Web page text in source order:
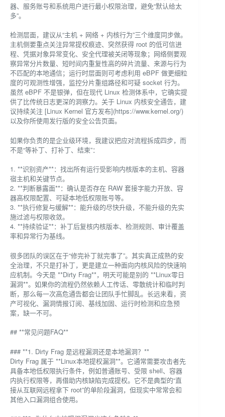
器、服务账号和系统用户进行最小权限治理，避免“默认给太
多”。
检测层面，建议从“主机 + 网络 + 内核行为”三个维度同步做。
主机侧要重点关注异常提权痕迹、突然获得 root 的低可信进
程、凭据对象异常变化、安全代理被关闭等现象；网络侧要观
察异常分片数量、短时间内重复性高的碎片流量、来源与行为
不匹配的本地通信；运行时层面则可考虑利用 eBPF 做更细粒
度的可观测性增强，监控分片重组路径和可疑 socket 行为。
虽然 eBPF 不是银弹，但在现代 Linux 检测体系中，它确实提
供了比传统日志更深的洞察力。关于 Linux 内核安全通告，建
议持续关注 [Linux Kernel 官方发布](https://www.kernel.org/)
以及你所使用发行版的安全公告页面。
如果你负责的是企业级环境，我建议把应对流程拆成四步，而
不是“等补丁、打补丁、结束”：
1. **识别资产**：找出所有运行受影响内核版本的主机、容器
宿主机和关键节点。
2. **判断暴露面**：确认是否存在 RAW 套接字能力开放、容
器高权限配置、可疑本地低权限账号等。
3. **执行修复与缓解**：能升级的尽快升级，不能升级的先实
施过滤与权限收敛。
4. **持续验证**：补丁后复核内核版本、检测规则、审计覆盖
率和异常行为基线。
很多团队的误区在于“修完补丁就完事了”。其实真正成熟的安
全治理，不只是打补丁，更是建立一种面向内核风险的快速响
应机制。今天是 **Dirty Frag**，明天可能是别的 **Linux零日
漏洞**。如果你的流程仍然依赖人工传话、零散统计和临时判
断，那么每一次高危通告都会让团队手忙脚乱。长远来看，资
产可视化、漏洞情报订阅、基线加固、运行时检测和应急预
案，缺一不可。
## **常见问题FAQ**
### **1. Dirty Frag 是远程漏洞还是本地漏洞？**
Dirty Frag 属于 **Linux本地提权漏洞**。它通常需要攻击者先
具备本地低权限执行条件，例如普通账号、受限 shell、容器
内执行权限等，再借助内核缺陷完成提权。它不是典型的“直
接从互联网远程拿下 root”的单阶段漏洞，但现实中常常会和
其他入口漏洞组合使用。